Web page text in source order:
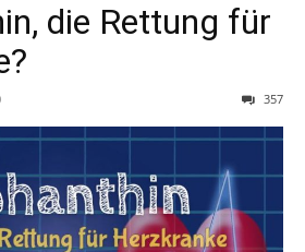
die Rettung für
357